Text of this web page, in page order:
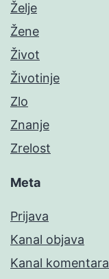
Želje
Žene
Život
Životinje
Zlo
Znanje
Zrelost
Meta
Prijava
Kanal objava
Kanal komentara